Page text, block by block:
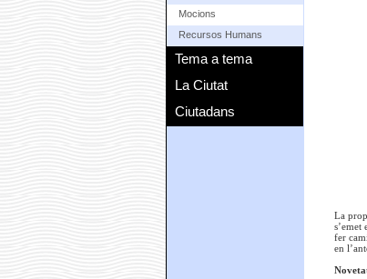
Mocions
Recursos Humans
Tema a tema
La Ciutat
Ciutadans
La
s’emet
fer
en